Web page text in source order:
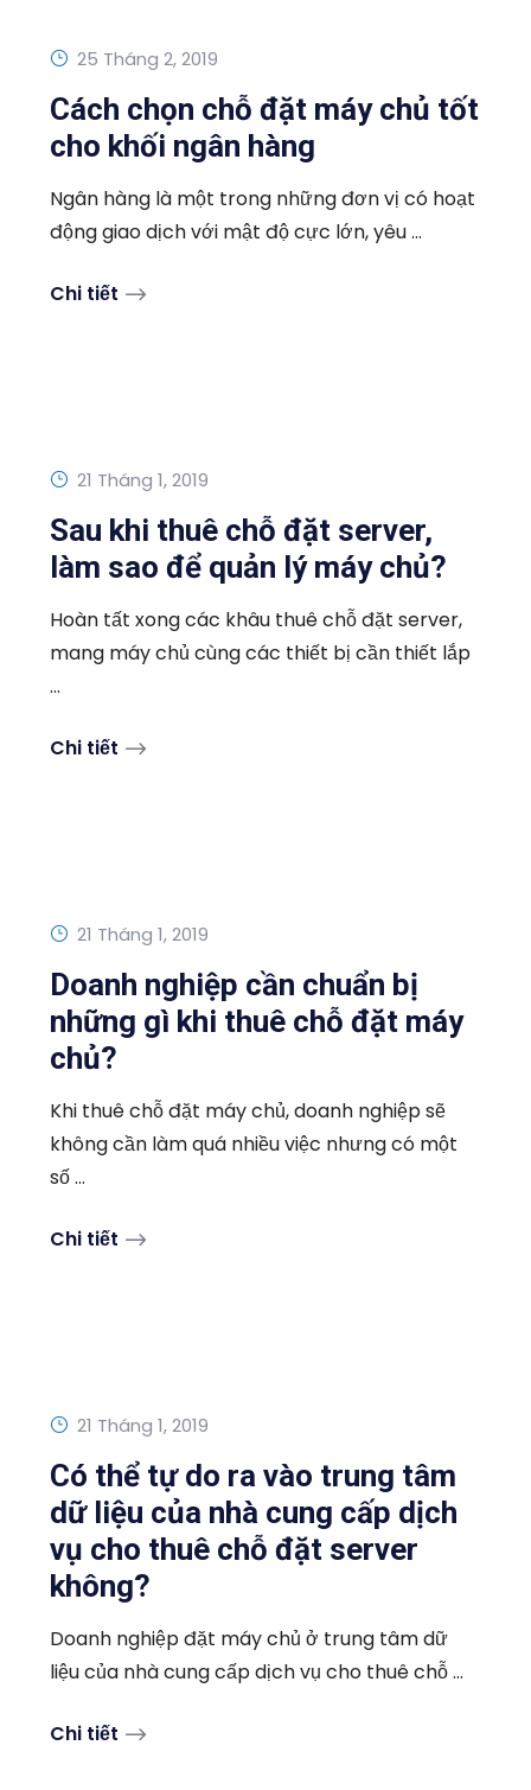
25 Tháng 2, 2019
Cách chọn chỗ đặt máy chủ tốt
cho khối ngân hàng
Ngân hàng là một trong những đơn vị có hoạt
động giao dịch với mật độ cực lớn, yêu ...
Chi tiết
21 Tháng 1, 2019
Sau khi thuê chỗ đặt server,
làm sao để quản lý máy chủ?
Hoàn tất xong các khâu thuê chỗ đặt server,
mang máy chủ cùng các thiết bị cần thiết lắp
...
Chi tiết
21 Tháng 1, 2019
Doanh nghiệp cần chuẩn bị
những gì khi thuê chỗ đặt máy
chủ?
Khi thuê chỗ đặt máy chủ, doanh nghiệp sẽ
không cần làm quá nhiều việc nhưng có một
số ...
Chi tiết
21 Tháng 1, 2019
Có thể tự do ra vào trung tâm
dữ liệu của nhà cung cấp dịch
vụ cho thuê chỗ đặt server
không?
Doanh nghiệp đặt máy chủ ở trung tâm dữ
liệu của nhà cung cấp dịch vụ cho thuê chỗ ...
Chi tiết